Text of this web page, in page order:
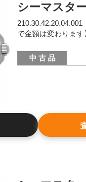
シーマスタ
で金額は変わります
中 古 品